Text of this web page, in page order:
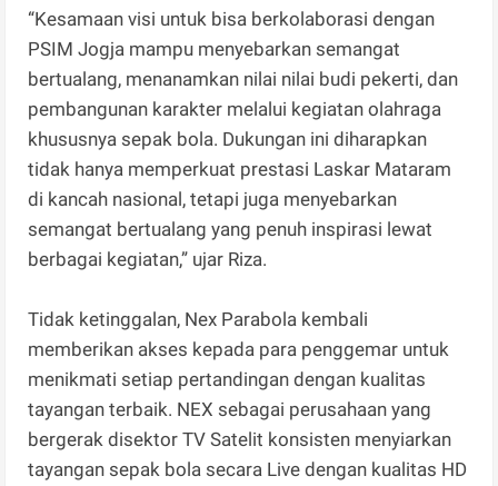
“Kesamaan visi untuk bisa berkolaborasi dengan
PSIM Jogja mampu menyebarkan semangat
bertualang, menanamkan nilai nilai budi pekerti, dan
pembangunan karakter melalui kegiatan olahraga
khususnya sepak bola. Dukungan ini diharapkan
tidak hanya memperkuat prestasi Laskar Mataram
di kancah nasional, tetapi juga menyebarkan
semangat bertualang yang penuh inspirasi lewat
berbagai kegiatan,” ujar Riza.
Tidak ketinggalan, Nex Parabola kembali
memberikan akses kepada para penggemar untuk
menikmati setiap pertandingan dengan kualitas
tayangan terbaik. NEX sebagai perusahaan yang
bergerak disektor TV Satelit konsisten menyiarkan
tayangan sepak bola secara Live dengan kualitas HD